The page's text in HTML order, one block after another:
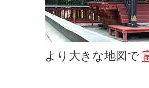
より大きな地図で